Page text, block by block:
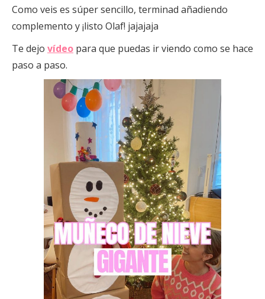
Como veis es súper sencillo, terminad añadiendo
complemento y ¡listo Olaf! jajajaja
Te dejo vídeo para que puedas ir viendo como se hace
paso a paso.